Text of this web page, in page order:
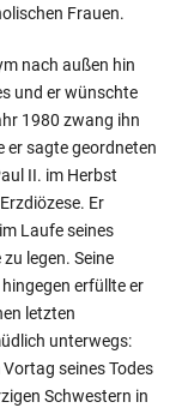
Frauen.
nach außen hin
und er wünschte
1980 zwang ihn
er sagte geordneten
II. im Herbst
Er
Laufe seines
legen. Seine
erfüllte er
letzten
unterwegs:
seines Todes
Schwestern in